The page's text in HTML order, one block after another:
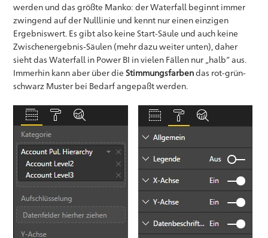
werden und das größte Manko: der Waterfall beginnt immer
zwingend auf der Nulllinie und kennt nur einen einzigen
Ergebniswert. Es gibt also keine Start-Säule und auch keine
Zwischenergebnis-Säulen (mehr dazu weiter unten), daher
sieht das Waterfall in Power BI in vielen Fällen nur „halb“ aus.
Immerhin kann aber über dieStimmungsfarbendas rot-grün-
schwarz Muster bei Bedarf angepaßt werden.